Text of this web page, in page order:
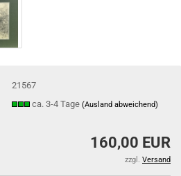
21567
ca. 3-4 Tage(Ausland abweichend)
160,00 EUR
zzgl. Versand